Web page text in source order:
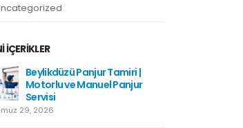
İÇERIKLER
Beylikdüzü Panjur Tamiri |
Motorlu ve Manuel Panjur
Servisi
29, 2026